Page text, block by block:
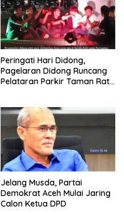
Peringati Hari Didong,
Pagelaran Didong Runcang
Pelataran Parkir Taman Ratu
Jelang Musda, Partai
Demokrat Aceh Mulai Jaring
Calon Ketua DPD